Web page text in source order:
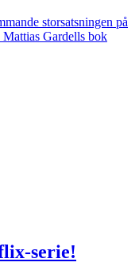
storsatsningen på
Gardells bok
serie!